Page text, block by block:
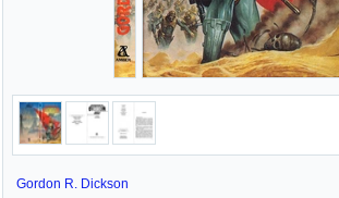
Gordon R. Dickson